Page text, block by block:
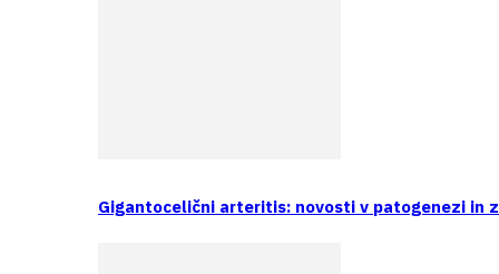
Gigantocelični arteritis: novosti v patogenezi in